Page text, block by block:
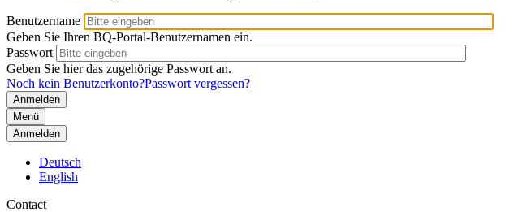
Benutzername
Geben Sie Ihren BQ-Portal-Benutzernamen ein.
Passwort
Geben Sie hier das zugehörige Passwort an.
Noch kein Benutzerkonto?Passwort vergessen?
Menü
Anmelden
Deutsch
English
Contact